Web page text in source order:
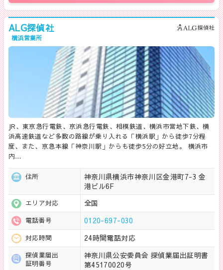
ALG探偵社
横浜営業所
JR、東京急行電鉄、京浜急行電鉄、相模鉄道、横浜市営地下鉄、横
浜高速鉄道など多数の路線が乗り入れる「横浜駅」から徒歩7分程
度、また、京急本線「神奈川駅」からも徒歩5分の好立地。 横浜市
内…
住所
神奈川県横浜市神奈川区金港町7-3 金
港ビル6F
エリア対応 全国
電話番号 0120-697-030
対応時間 24時間電話対応
探偵業届出
証明番号
神奈川県公安委員会 探偵業届出証明書
第45170020号